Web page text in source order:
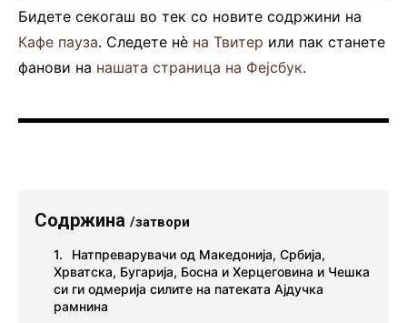
Бидете секогаш во тек со новите содржини на
Кафе пауза. Следете нè на Твитер или пак станете
фанови на нашата страница на Фејсбук.
Содржина /затвори
Натпреварувачи од Македонија, Србија,
Хрватска, Бугарија, Босна и Херцеговина и Чешка
си ги одмерија силите на патеката Ајдучка
рамнина